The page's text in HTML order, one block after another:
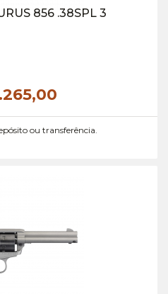
856 .38SPL 3
00
ou transferência.